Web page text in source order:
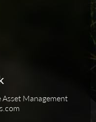
Asset Management